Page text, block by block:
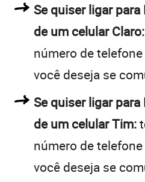
Se quiser ligar
de um celular Claro:
número de
você deseja se
Se quiser ligar
de um celular Tim:
número de
você deseja se